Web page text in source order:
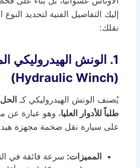
إليك التفاصيل الفنية لتحديد
نقلك:
1. الونش الهيدروليكي
(Hydraulic Winch)
يُصنف الونش الهيدروليكي كـ
طلباً للأدوار العليا، وهو عبارة عن
على سيارة نقل ضخمة مجهزة
المميزات: سرعة فائقة في